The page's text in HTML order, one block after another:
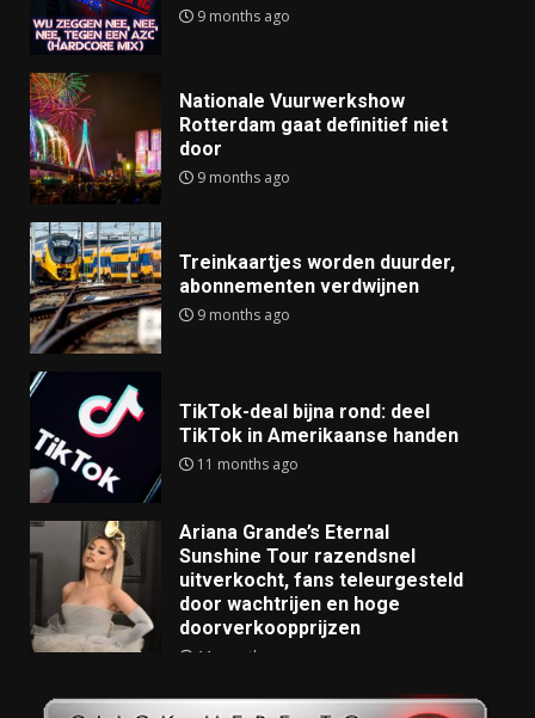
9 months ago
Nationale Vuurwerkshow
Rotterdam gaat definitief niet
door
9 months ago
Treinkaartjes worden duurder,
abonnementen verdwijnen
9 months ago
TikTok-deal bijna rond: deel
TikTok in Amerikaanse handen
11 months ago
Ariana Grande’s Eternal
Sunshine Tour razendsnel
uitverkocht, fans teleurgesteld
door wachtrijen en hoge
doorverkoopprijzen
11 months ago